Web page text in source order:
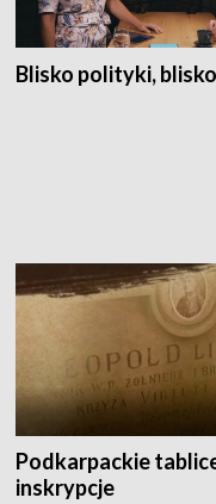
Blisko polityki,
Podkarpackie
inskrypcje